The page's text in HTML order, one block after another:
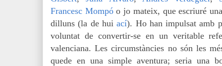
Francesc Mompóo jo mateix, que escriuré
dilluns (la de huiací). Ho han impulsat amb
voluntat de convertir-se en un veritable
valenciana. Les circumstàncies no són les
quede en una simple aventura; seria una